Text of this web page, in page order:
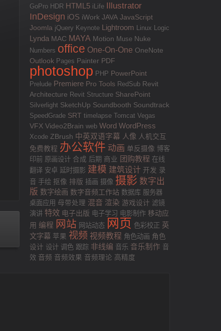
GoPro HDR HTML5 iLife Illustrator
InDesign iOS iWork JAVA JavaScript
Joomla jQuery Keynote Lightroom Linux Logic
Lynda MAC MAYA Motion Muse Nuke
Numbers office One-On-One OneNote
Outlook Pages Painter PDF
photoshop PHP PowerPoint
Prelude Premiere Pro Tools RedSub Revit
Architecture Revit Structure SharePoint
Silverlight SketchUp Soundbooth Soundtrack
SpeedGrade SRT timelapse Tomcat Vegas
VFX Video2Brain web Word WordPress
Xcode ZBrush 中英双语字幕 人像 人机交互
免费教程 办公软件 动画 单反摄像 博客
印前 原画设计 合成 后期 商业 团购教程 在线
翻译 安卓 延时摄影 建模 建筑设计 开发 录
音 手绘 抠像 排版 插画 摄像 摄影 数字出
版 数字绘画 数字音频工作站 数据库 服务器
桌面应用 母带处理 混音 渲染 游戏设计 滤镜
演讲 特效 电子出版 电子学习 电影制作 移动应
用 编程 网站 网站动态 网页 色彩校正 英
文字幕 苹果 视频 视频教程 角色动画 角色
设计 设计 调色 跟踪 非线编 音乐 音乐制作 音
效 音频 音频效果 音频理论 高精度